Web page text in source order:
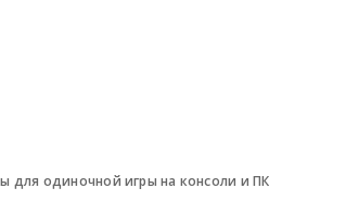
для одиночной игры на консоли и ПК